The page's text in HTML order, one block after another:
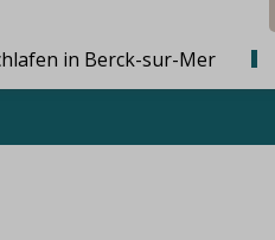
in Berck-sur-Mer